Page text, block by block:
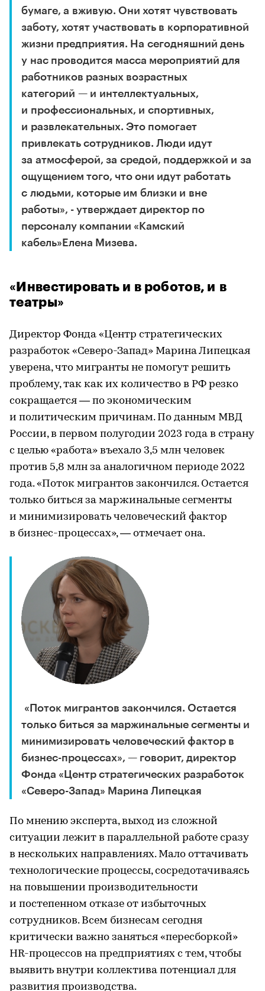
бумаге, а вживую. Они хотят чувствовать
заботу, хотят участвовать в корпоративной
жизни предприятия. На сегодняшний день
у нас проводится масса мероприятий для
работников разных возрастных
категорий — и интеллектуальных,
и профессиональных, и спортивных,
и развлекательных. Это помогает
привлекать сотрудников. Люди идут
за атмосферой, за средой, поддержкой и за
ощущением того, что они идут работать
с людьми, которые им близки и вне
работы», - утверждает директор по
персоналу компании «Камский
кабель»Елена Мизева.
«Инвестировать и в роботов, и в
театры»
Директор Фонда «Центр стратегических
разработок «Северо-Запад» Марина Липецкая
уверена, что мигранты не помогут решить
проблему, так как их количество в РФ резко
сокращается — по экономическим
и политическим причинам. По данным МВД
России, в первом полугодии 2023 года в страну
с целью «работа» въехало 3,5 млн человек
против 5,8 млн за аналогичном периоде 2022
года. «Поток мигрантов закончился. Остается
только биться за маржинальные сегменты
и минимизировать человеческий фактор
в бизнес-процессах», — отмечает она.
«Поток мигрантов закончился. Остается
только биться за маржинальные сегменты и
минимизировать человеческий фактор в
бизнес-процессах», — говорит, директор
Фонда «Центр стратегических разработок
«Северо-Запад» Марина Липецкая
По мнению эксперта, выход из сложной
ситуации лежит в параллельной работе сразу
в нескольких направлениях. Мало оттачивать
технологические процессы, сосредотачиваясь
на повышении производительности
и постепенном отказе от избыточных
сотрудников. Всем бизнесам сегодня
критически важно заняться «пересборкой»
HR-процессов на предприятиях с тем, чтобы
выявить внутри коллектива потенциал для
развития производства.